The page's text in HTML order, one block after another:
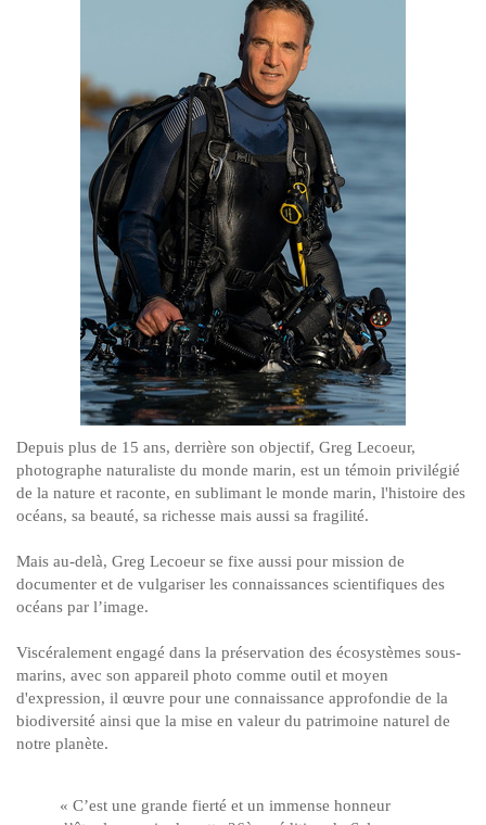
Depuis plus de 15 ans, derrière son objectif, Greg Lecoeur,
photographe naturaliste du monde marin, est un témoin privilégié
de la nature et raconte, en sublimant le monde marin, l'histoire des
océans, sa beauté, sa richesse mais aussi sa fragilité.
Mais au-delà, Greg Lecoeur se fixe aussi pour mission de
documenter et de vulgariser les connaissances scientifiques des
océans par l’image.
Viscéralement engagé dans la préservation des écosystèmes sous-
marins, avec son appareil photo comme outil et moyen
d'expression, il œuvre pour une connaissance approfondie de la
biodiversité ainsi que la mise en valeur du patrimoine naturel de
notre planète.
« C’est une grande fierté et un immense honneur